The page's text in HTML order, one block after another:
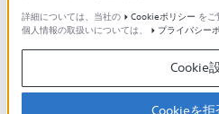
HKCU-HB15
詳細については、当社の
Cookieポリシー をご
個人情報の取扱いについては、
プライバシー
Cookie
Cookieを拒